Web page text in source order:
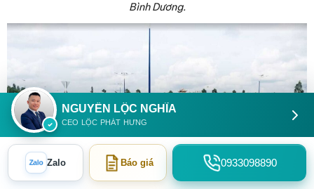
Bình Dương.
NGUYỄN LỘC NGHĨA
CEO LỘC PHÁT HƯNG
Zalo Zalo Báo giá 0933098890